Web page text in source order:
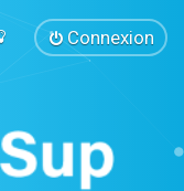
Connexion